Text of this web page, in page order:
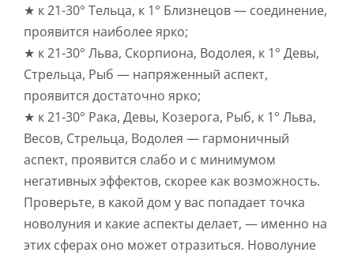
★ к 21-30° Тельца, к 1° Близнецов — соединение,
проявится наиболее ярко;
★ к 21-30° Льва, Скорпиона, Водолея, к 1° Девы,
Стрельца, Рыб — напряженный аспект,
проявится достаточно ярко;
★ к 21-30° Рака, Девы, Козерога, Рыб, к 1° Льва,
Весов, Стрельца, Водолея — гармоничный
аспект, проявится слабо и с минимумом
негативных эффектов, скорее как возможность.
Проверьте, в какой дом у вас попадает точка
новолуния и какие аспекты делает, — именно на
этих сферах оно может отразиться. Новолуние